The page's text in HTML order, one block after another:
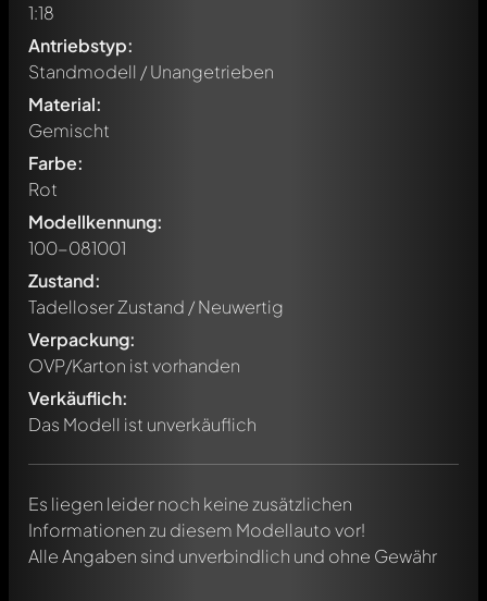
1:18
Antriebstyp:
Standmodell / Unangetrieben
Material:
Gemischt
Farbe:
Rot
Modellkennung:
100-081001
Zustand:
Tadelloser Zustand / Neuwertig
Verpackung:
OVP/Karton ist vorhanden
Verkäuflich:
Das Modell ist unverkäuflich
Es liegen leider noch keine zusätzlichen
Informationen zu diesem Modellauto vor!
Alle Angaben sind unverbindlich und ohne Gewähr
Schreibe jetzt einen ersten Kommentar zu diesem Modell!
Jeder Kommentar kann von allen Mitgliedern diskutiert
werden. Es ist wie ein Chat.
Erwähne andere Modelly-Mitglieder durch die
automatisch darüber informiert.